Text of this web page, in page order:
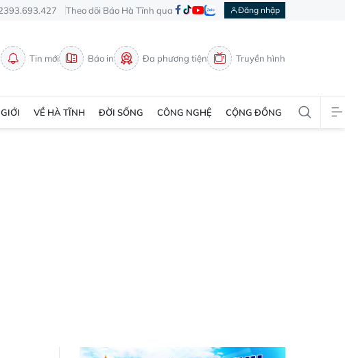
Theo dõi Báo Hà Tĩnh qua Đăng nhập
Tin mới Báo in Đa phương tiện Truyền hình
VỀ HÀ TĨNH ĐỜI SỐNG CÔNG NGHỆ CỘNG ĐỒNG